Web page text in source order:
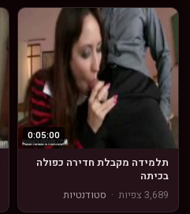
0:05:00
תלמידה מקבלת חדירה כפולה
בכיתה
3,689 צפיות
· סטודנטיות